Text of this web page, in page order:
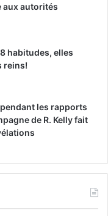
aux autorités
habitudes, elles
reins!
les rapports
de R. Kelly fait